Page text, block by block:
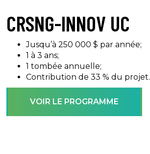
CRSNG-INNOV UC
Jusqu’à 250 000 $ par année;
1 à 3 ans;
1 tombée annuelle;
Contribution de 33 % du projet.
VOIR LE PROGRAMME